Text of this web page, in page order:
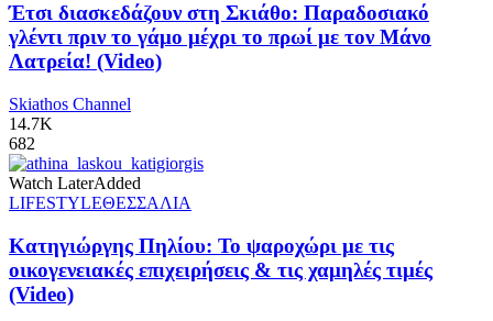
Έτσι διασκεδάζουν στη Σκιάθο: Παραδοσιακό
γλέντι πριν το γάμο μέχρι το πρωί με τον Μάνο
Λατρεία! (Video)
Skiathos Channel
14.7K
682
Watch LaterAdded
LIFESTYLEΘΕΣΣΑΛΙΑ
Κατηγιώργης Πηλίου: Το ψαροχώρι με τις
οικογενειακές επιχειρήσεις & τις χαμηλές τιμές
(Video)